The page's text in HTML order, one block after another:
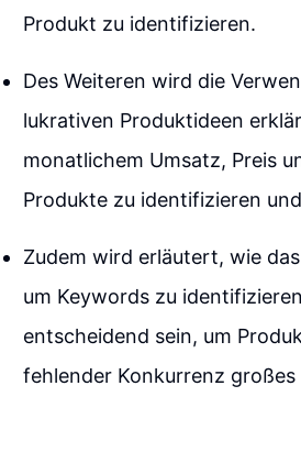
Produkt zu identifizieren.
Des Weiteren wird die
lukrativen Produktideen
monatlichem Umsatz, Preis
Produkte zu identifizieren
Zudem wird erläutert, wie
um Keywords zu
entscheidend sein, um
fehlender Konkurrenz